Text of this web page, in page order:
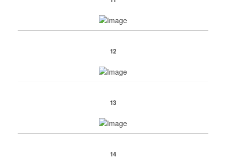
12
13
14